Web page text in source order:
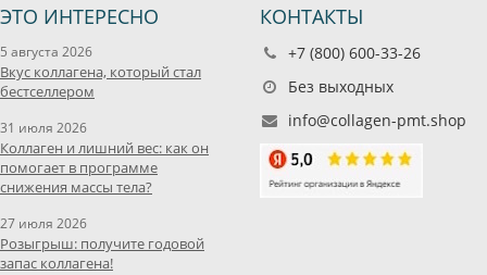
ЭТО ИНТЕРЕСНО
5 августа 2026
Вкус коллагена, который стал
бестселлером
31 июля 2026
Коллаген и лишний вес: как он
помогает в программе
снижения массы тела?
27 июля 2026
Розыгрыш: получите годовой
запас коллагена!
КОНТАКТЫ
+7 (800) 600-33-26
Без выходных
info@collagen-pmt.shop